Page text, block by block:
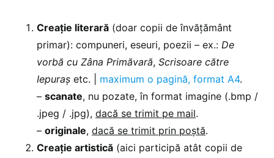
Creație literară (doar copii de învățământ
primar): compuneri, eseuri, poezii – ex.: De
vorbă cu Zâna Primăvară, Scrisoare către
Iepuraș etc. | maximum o pagină, format A4.
– scanate, nu pozate, în format imagine (.bmp /
.jpeg / .jpg), dacă se trimit pe mail.
– originale, dacă se trimit prin poștă.
Creație artistică (aici participă atât copii de